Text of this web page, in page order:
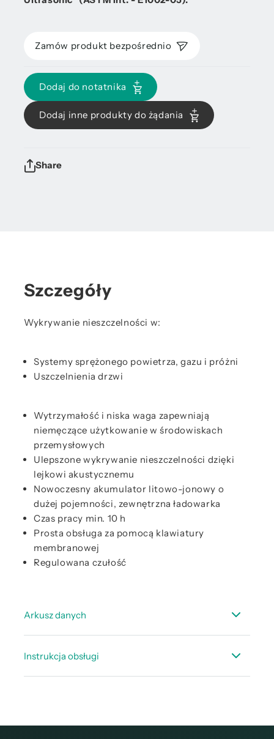
Zamów produkt bezpośrednio
Dodaj do notatnika
Dodaj inne produkty do żądania
Share
Szczegóły
Wykrywanie nieszczelności w:
Systemy sprężonego powietrza, gazu i próżni
Uszczelnienia drzwi
Wytrzymałość i niska waga zapewniają
niemęczące użytkowanie w środowiskach
przemysłowych
Ulepszone wykrywanie nieszczelności dzięki
lejkowi akustycznemu
Nowoczesny akumulator litowo-jonowy o
dużej pojemności, zewnętrzna ładowarka
Czas pracy min. 10 h
Prosta obsługa za pomocą klawiatury
membranowej
Regulowana czułość
Arkusz danych
Instrukcja obsługi